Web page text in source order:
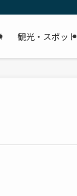
報をお届けします。
観光・スポット